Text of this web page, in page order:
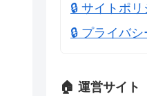
🔒 サイトポ
🔒 プライバ
🏠 運営サイト